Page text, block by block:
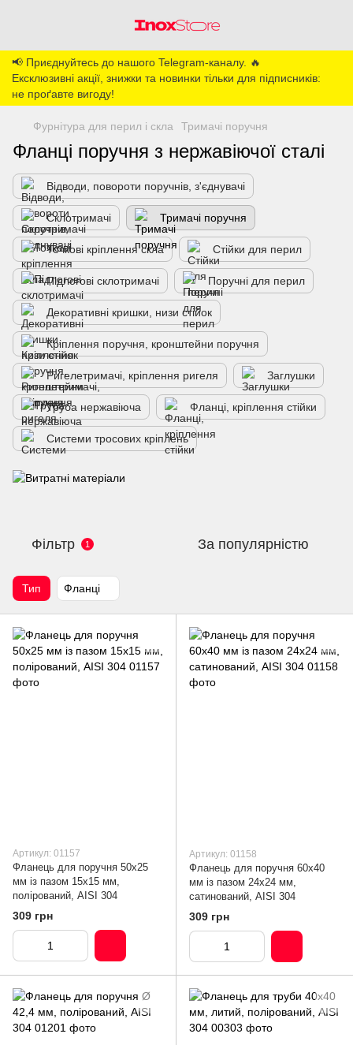
📢 Приєднуйтесь до нашого Telegram-каналу. 🔥
Ексклюзивні акції, знижки та новинки тільки для підписників:
не проґавте вигоду!
Фурнітура для перил і скла Тримачі поручня
Фланці поручня з нержавіючої сталі
Відводи, повороти поручнів, з'єднувачі
Склотримачі Тримачі поручня
Точкові кріплення скла Стійки для перил
Підлогові склотримачі Поручні для перил
Декоративні кришки, низи стійок
Кріплення поручня, кронштейни поручня
Ригелетримачі, кріплення ригеля Заглушки
Труба нержавіюча Фланці, кріплення стійки
Системи тросових кріплень
Фільтр 1 За популярністю
Тип Фланці
Артикул: 01157
Фланець для поручня 50х25
мм із пазом 15х15 мм,
полірований, AISI 304
309 грн
Артикул: 01158
Фланець для поручня 60х40
мм із пазом 24х24 мм,
сатинований, AISI 304
309 грн